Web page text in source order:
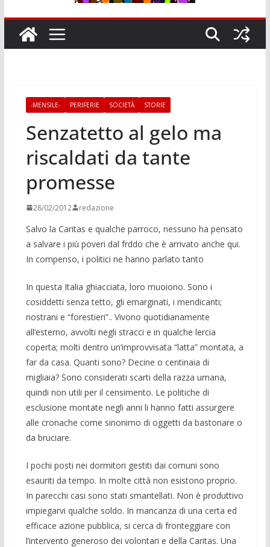
-MENSILE- PERIFERIE SOCIETÀ STORIE
Senzatetto al gelo ma
riscaldati da tante
promesse
28/02/2012 redazione
Salvo la Caritas e qualche parroco, nessuno ha pensato
a salvare i più poveri dal frddo che è arrivato anche qui.
In compenso, i politici ne hanno parlato tanto
In questa Italia ghiacciata, loro muoiono. Sono i
cosiddetti senza tetto, gli emarginati, i mendicanti;
nostrani e “forestieri”.. Vivono quotidianamente
all’esterno, avvolti negli stracci e in qualche lercia
coperta; molti dentro un‘improvvisata “latta” montata, a
far da casa. Quanti sono? Decine o centinaia di
migliaia? Sono considerati scarti della razza umana,
quindi non utili per il censimento. Le politiche di
esclusione montate negli anni li hanno fatti assurgere
alle cronache come sinonimo di oggetti da bastonare o
da bruciare.
I pochi posti nei dormitori gestiti dai comuni sono
esauriti da tempo. In molte città non esistono proprio.
In parecchi casi sono stati smantellati. Non è produttivo
impiegarvi qualche soldo. In mancanza di una certa ed
efficace azione pubblica, si cerca di fronteggiare con
l’intervento generoso dei volontari e della Caritas. Una